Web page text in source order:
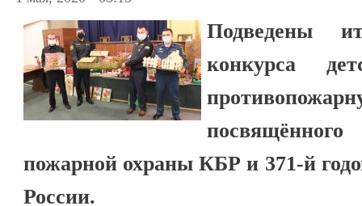
Подведены
конкурса
пожарной охраны КБР и 371-й
России.